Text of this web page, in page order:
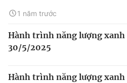
1 năm trước
Hành trình năng lượng
30/5/2025
Hành trình năng lượng